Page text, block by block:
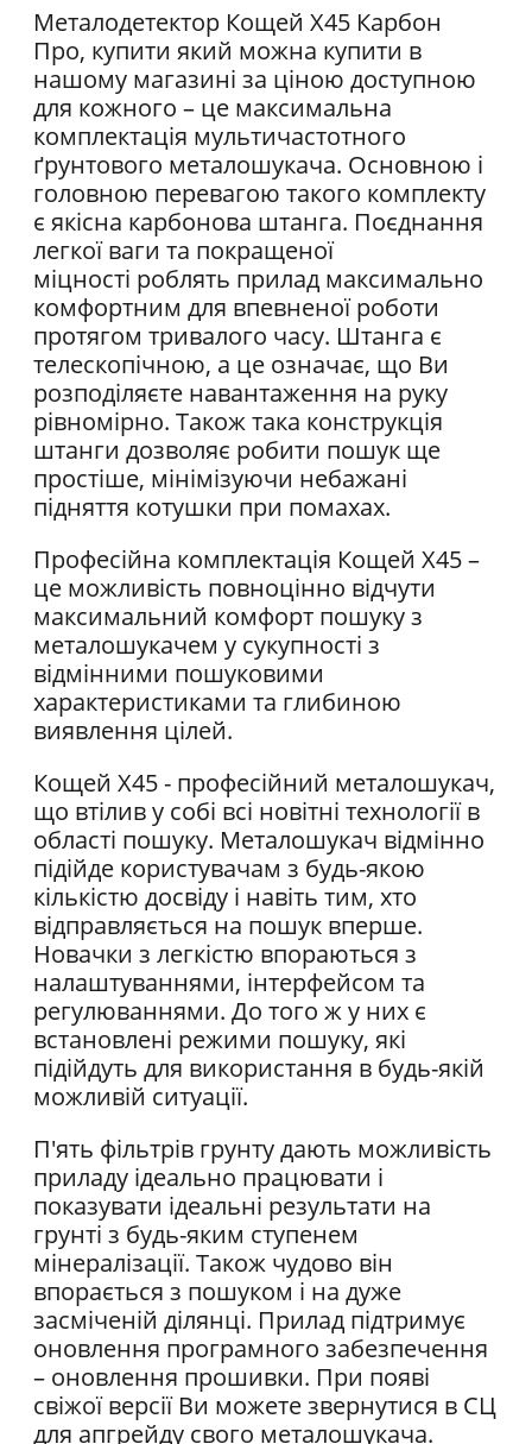
Металодетектор Кощей Х45 Карбон
Про, купити який можна купити в
нашому магазині за ціною доступною
для кожного – це максимальна
комплектація мультичастотного
ґрунтового металошукача. Основною і
головною перевагою такого комплекту
є якісна карбонова штанга. Поєднання
легкої ваги та покращеної
міцності роблять прилад максимально
комфортним для впевненої роботи
протягом тривалого часу. Штанга є
телескопічною, а це означає, що Ви
розподіляєте навантаження на руку
рівномірно. Також така конструкція
штанги дозволяє робити пошук ще
простіше, мінімізуючи небажані
підняття котушки при помахах.
Професійна комплектація Кощей Х45 –
це можливість повноцінно відчути
максимальний комфорт пошуку з
металошукачем у сукупності з
відмінними пошуковими
характеристиками та глибиною
виявлення цілей.
Кощей Х45 - професійний металошукач,
що втілив у собі всі новітні технології в
області пошуку. Металошукач відмінно
підійде користувачам з будь-якою
кількістю досвіду і навіть тим, хто
відправляється на пошук вперше.
Новачки з легкістю впораються з
налаштуваннями, інтерфейсом та
регулюваннями. До того ж у них є
встановлені режими пошуку, які
підійдуть для використання в будь-якій
можливій ситуації.
П'ять фільтрів грунту дають можливість
приладу ідеально працювати і
показувати ідеальні результати на
грунті з будь-яким ступенем
мінералізації. Також чудово він
впорається з пошуком і на дуже
засміченій ділянці. Прилад підтримує
оновлення програмного забезпечення
– оновлення прошивки. При появі
свіжої версії Ви можете звернутися в СЦ
для апгрейду свого металошукача.